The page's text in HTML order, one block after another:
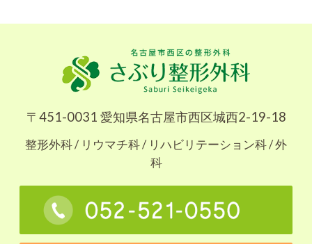
〒451-0031 愛知県名古屋市西区城西2-19-18
整形外科 / リウマチ科 / リハビリテーション科 / 外
科